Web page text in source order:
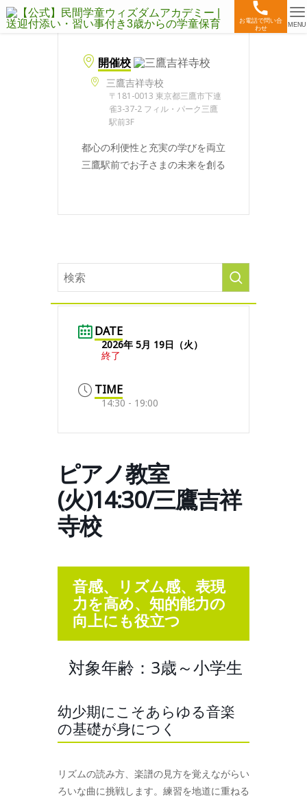
お電話で問い合
わせ
MENU
開催校
三鷹吉祥寺校
〒181-0013 東京都三鷹市下連
雀3-37-2 フィル・パーク三鷹
駅前3F
都心の利便性と充実の学びを両立
三鷹駅前でお子さまの未来を創る
DATE
2026年 5月 19日（火）
終了
TIME
14:30 - 19:00
ピアノ教室
(火)14:30/三鷹吉祥
寺校
音感、リズム感、表現
力を高め、知的能力の
向上にも役立つ
対象年齢：3歳～小学生
幼少期にこそあらゆる音楽
の基礎が身につく
リズムの読み方、楽譜の見方を覚えながらい
ろいな曲に挑戦します。練習を地道に重ねる